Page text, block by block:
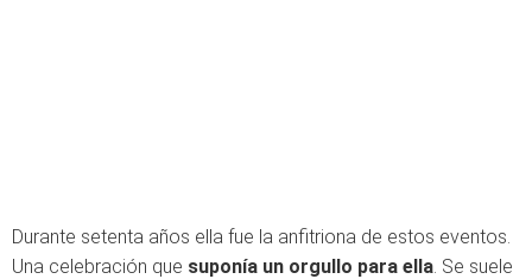
Durante setenta años ella fue la anfitriona de estos eventos.
Una celebración que suponía un orgullo para ella. Se suele